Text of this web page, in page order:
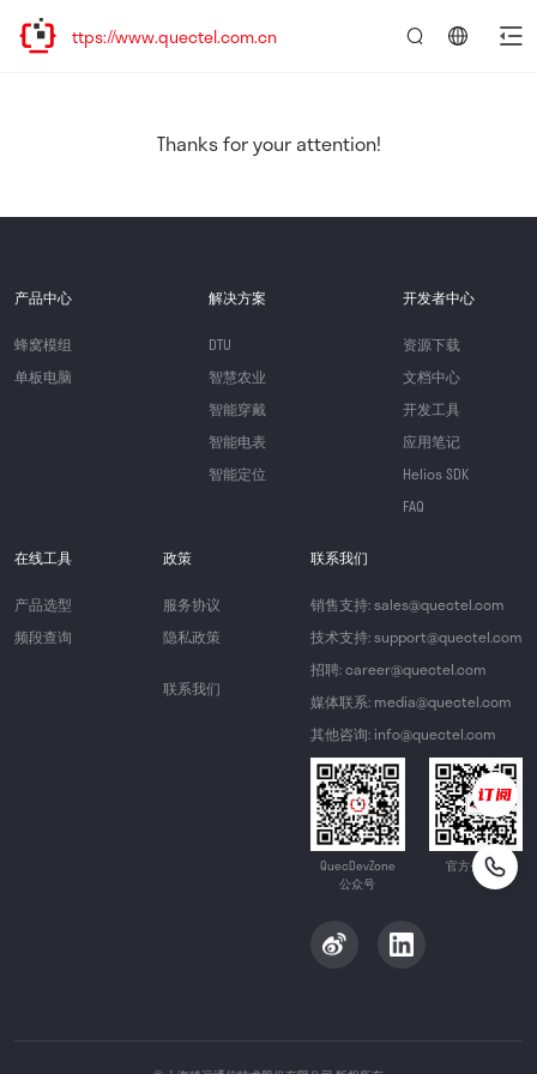
新址：https://www.quectel.com.cn
Thanks for your attention!
产品中心
蜂窝模组
单板电脑
解决方案
DTU
智慧农业
智能穿戴
智能电表
智能定位
开发者中心
资源下载
文档中心
开发工具
应用笔记
Helios SDK
FAQ
在线工具
产品选型
频段查询
政策
服务协议
隐私政策
联系我们
联系我们
销售支持: sales@quectel.com
技术支持: support@quectel.com
招聘: career@quectel.com
媒体联系: media@quectel.com
其他咨询: info@quectel.com
QuecDevZone
公众号
官方公众号